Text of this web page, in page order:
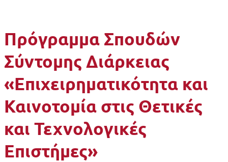
Πρόγραμμα Σπουδών
Σύντομης Διάρκειας
«Επιχειρηματικότητα και
Καινοτομία στις Θετικές
και Τεχνολογικές
Επιστήμες»